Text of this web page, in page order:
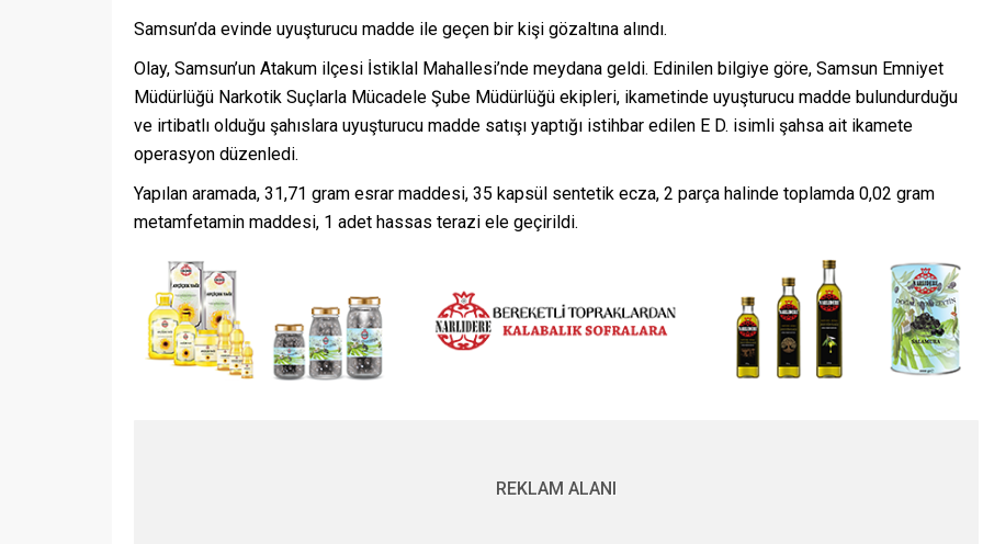
Samsun’da evinde uyuşturucu madde ile geçen bir kişi gözaltına alındı.
Olay, Samsun’un Atakum ilçesi İstiklal Mahallesi’nde meydana geldi. Edinilen bilgiye göre, Samsun Emniyet
Müdürlüğü Narkotik Suçlarla Mücadele Şube Müdürlüğü ekipleri, ikametinde uyuşturucu madde bulundurduğu
ve irtibatlı olduğu şahıslara uyuşturucu madde satışı yaptığı istihbar edilen E D. isimli şahsa ait ikamete
operasyon düzenledi.
Yapılan aramada, 31,71 gram esrar maddesi, 35 kapsül sentetik ecza, 2 parça halinde toplamda 0,02 gram
metamfetamin maddesi, 1 adet hassas terazi ele geçirildi.
REKLAM ALANI